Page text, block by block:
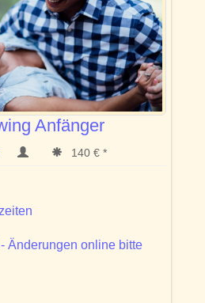
Anfänger
140 € *
Änderungen online bitte